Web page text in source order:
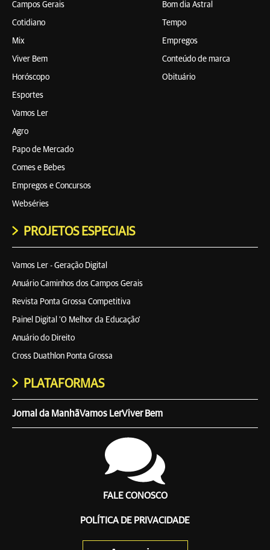
Campos Gerais
Cotidiano
Mix
Viver Bem
Horóscopo
Esportes
Vamos Ler
Agro
Papo de Mercado
Comes e Bebes
Empregos e Concursos
Webséries
Bom dia Astral
Tempo
Empregos
Conteúdo de marca
Obituário
PROJETOS ESPECIAIS
Vamos Ler - Geração Digital
Anuário Caminhos dos Campos Gerais
Revista Ponta Grossa Competitiva
Painel Digital 'O Melhor da Educação'
Anuário do Direito
Cross Duathlon Ponta Grossa
PLATAFORMAS
Jornal da ManhãVamos LerViver Bem
FALE CONOSCO
POLÍTICA DE PRIVACIDADE